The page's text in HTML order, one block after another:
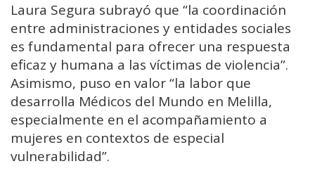
Laura Segura subrayó que “la coordinación
entre administraciones y entidades sociales
es fundamental para ofrecer una respuesta
eficaz y humana a las víctimas de violencia”.
Asimismo, puso en valor “la labor que
desarrolla Médicos del Mundo en Melilla,
especialmente en el acompañamiento a
mujeres en contextos de especial
vulnerabilidad”.